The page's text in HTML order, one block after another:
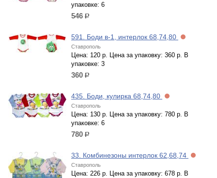
упаковке: 6
546 р.
591. Боди в-1, интерлок 68,74,80
Ставрополь
Цена: 120 р. Цена за упаковку: 360 р. В
упаковке: 3
360 р.
435. Боди, кулирка 68,74,80
Ставрополь
Цена: 130 р. Цена за упаковку: 780 р. В
упаковке: 6
780 р.
33. Комбинезоны интерлок 62,68,74
Ставрополь
Цена: 226 р. Цена за упаковку: 678 р. В